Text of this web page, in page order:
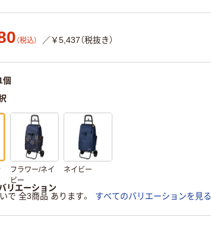
（税込） ／￥5,437（税抜き）
個
フラワー/ネイ
ビー
ネイビー
リエーション
いで 全3商品 あります。
すべてのバリエーションを見る